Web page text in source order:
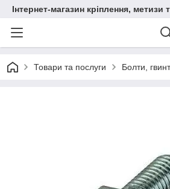
Інтернет-магазин кріплення, метизи
Товари та послуги Болти,